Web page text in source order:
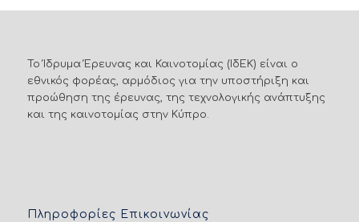
Το Ίδρυμα Έρευνας και Καινοτομίας (ΙδΕΚ) είναι ο
εθνικός φορέας, αρμόδιος για την υποστήριξη και
προώθηση της έρευνας, της τεχνολογικής ανάπτυξης
και της καινοτομίας στην Κύπρο.
Πληροφορίες Επικοινωνίας